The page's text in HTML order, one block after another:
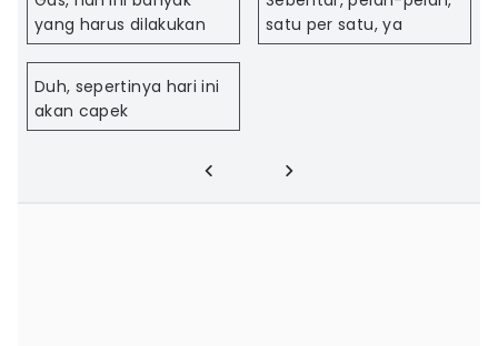
yang harus dilakukan
satu per satu, ya
Duh, sepertinya hari ini
akan capek